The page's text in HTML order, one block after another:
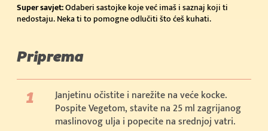
Super savjet:Odaberi sastojke koje već imaš i saznaj koji ti
nedostaju. Neka ti to pomogne odlučiti što ćeš kuhati.
Priprema
Janjetinu očistite i narežite na veće kocke.
Pospite Vegetom, stavite na 25 ml zagrijanog
maslinovog ulja i popecite na srednjoj vatri.